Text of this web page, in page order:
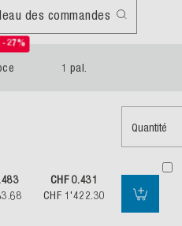
des commandes
27%
1 pal.
CHF 0.431
CHF 1'422.30
Quantité